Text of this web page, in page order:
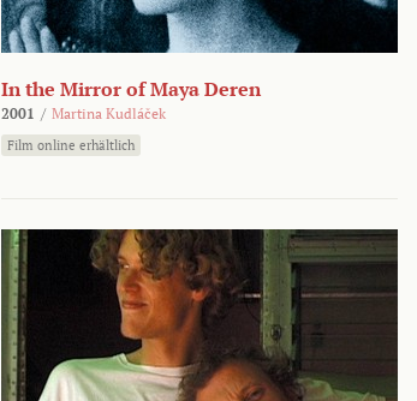
In the Mirror of Maya Deren
2001 / Martina Kudláček
Film online erhältlich